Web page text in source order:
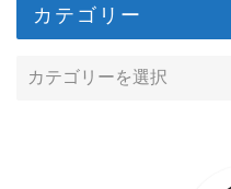
カテゴリー